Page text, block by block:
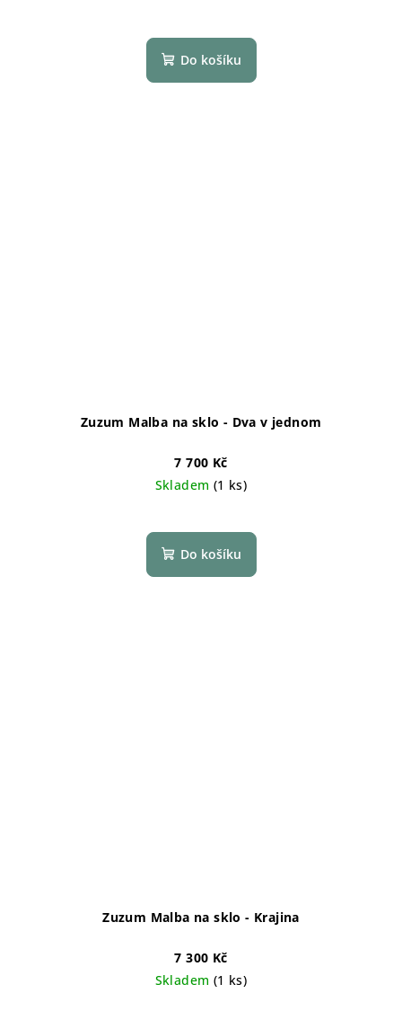
Do košíku
Zuzum Malba na sklo - Dva v jednom
7 700 Kč
Skladem (1 ks)
Do košíku
Zuzum Malba na sklo - Krajina
7 300 Kč
Skladem (1 ks)